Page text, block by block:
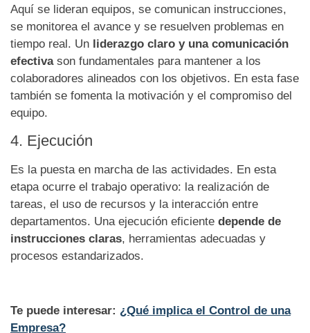
Aquí se lideran equipos, se comunican instrucciones,
se monitorea el avance y se resuelven problemas en
tiempo real. Un liderazgo claro y una comunicación
efectiva son fundamentales para mantener a los
colaboradores alineados con los objetivos. En esta fase
también se fomenta la motivación y el compromiso del
equipo.
4. Ejecución
Es la puesta en marcha de las actividades. En esta
etapa ocurre el trabajo operativo: la realización de
tareas, el uso de recursos y la interacción entre
departamentos. Una ejecución eficiente depende de
instrucciones claras, herramientas adecuadas y
procesos estandarizados.
Te puede interesar: ¿Qué implica el Control de una
Empresa?